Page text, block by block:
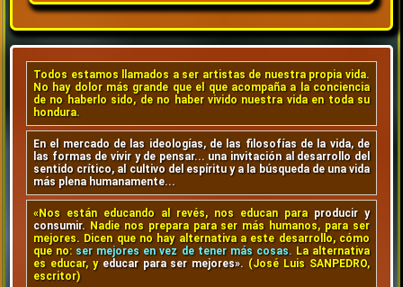
Todos estamos llamados a ser artistas de nuestra propia vida.
No hay dolor más grande que el que acompaña a la conciencia
de no haberlo sido, de no haber vivido nuestra vida en toda su
hondura.
En el mercado de las ideologías, de las filosofías de la vida, de
las formas de vivir y de pensar... una invitación al desarrollo del
sentido crítico, al cultivo del espíritu y a la búsqueda de una vida
más plena humanamente...
«Nos están educando al revés, nos educan para producir y
consumir. Nadie nos prepara para ser más humanos, para ser
mejores. Dicen que no hay alternativa a este desarrollo, cómo
que no: ser mejores en vez de tener más cosas. La alternativa
es educar, y educar para ser mejores». (José Luis SANPEDRO,
escritor)